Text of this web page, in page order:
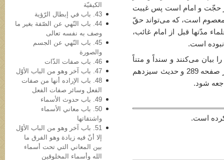
حجّت و امام است پس غیبت
است، که می‌تواند حقّ
مدّتها قبل از امام غائب،
نبوده است.
بیان می‌کنند و سنداً و متناً
معیوب‌اند. حدیث هشتم و دهم این باب را در صفحه 289 و حدیث سیزدهم
کرده است.
الکیفیّة
43. باب في‌ إبطال الرّؤیة
44. باب النّهي عن الصّفة بغیر ما
وصف به نفسه تعالی
45. باب النّهي عن الجسم
والصورة
46. باب صفات الذّات
47. باب آخر وهو من الباب الأوّل
48. باب الإراده أنها من صفات
الفعل وسائر صفات الفعل
49. باب حدوث الأسماء
50. باب معاني الأسماء
واشتقاتها
51. باب آخر وهو من الباب الأوّل
إلا أنّ فیه زیادة وهو الفرق ما
بین المعاني التي تحت أسماء
الله وأسماء المخلوقین